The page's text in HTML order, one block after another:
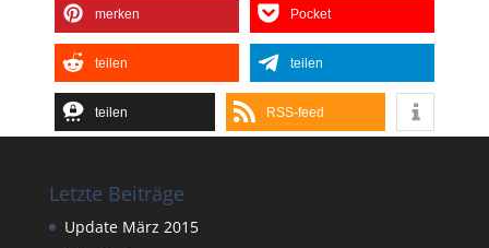
merken Pocket
teilen teilen
teilen RSS-feed
Letzte Beiträge
Update März 2015